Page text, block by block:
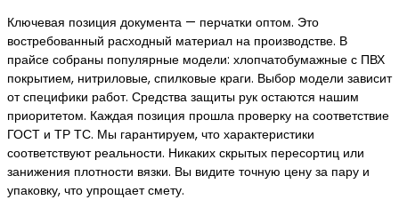
Ключевая позиция документа — перчатки оптом. Это
востребованный расходный материал на производстве. В
прайсе собраны популярные модели: хлопчатобумажные с ПВХ
покрытием, нитриловые, спилковые краги. Выбор модели зависит
от специфики работ. Средства защиты рук остаются нашим
приоритетом. Каждая позиция прошла проверку на соответствие
ГОСТ и ТР ТС. Мы гарантируем, что характеристики
соответствуют реальности. Никаких скрытых пересортиц или
занижения плотности вязки. Вы видите точную цену за пару и
упаковку, что упрощает смету.